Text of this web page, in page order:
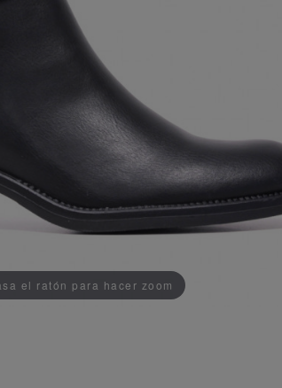
el ratón para hacer zoom
AÑADIDO AL CARRITO